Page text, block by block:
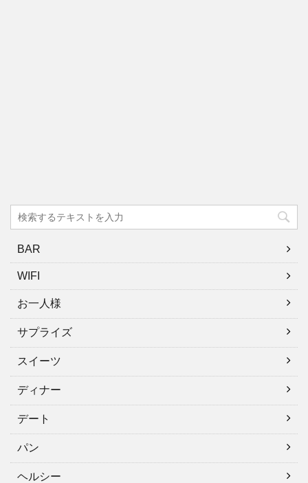
BAR
WIFI
お一人様
サプライズ
スイーツ
ディナー
デート
パン
ヘルシー